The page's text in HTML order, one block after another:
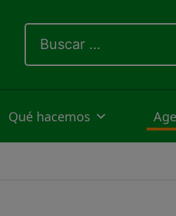
por:
Qué hacemos